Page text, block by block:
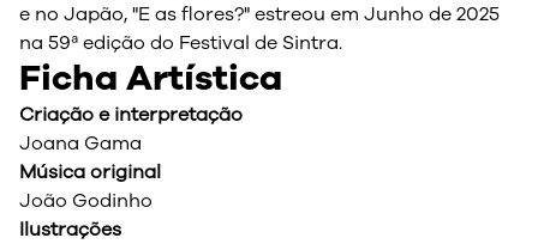
e no Japão, "E as flores?" estreou em Junho de 2025
na 59ª edição do Festival de Sintra.
Ficha Artística
Criação e interpretação
Joana Gama
Música original
João Godinho
Ilustrações